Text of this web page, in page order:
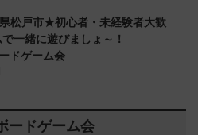
松戸市★初心者・未経験者大歓
一緒に遊びましょ～！
ドゲーム会
ードゲーム会